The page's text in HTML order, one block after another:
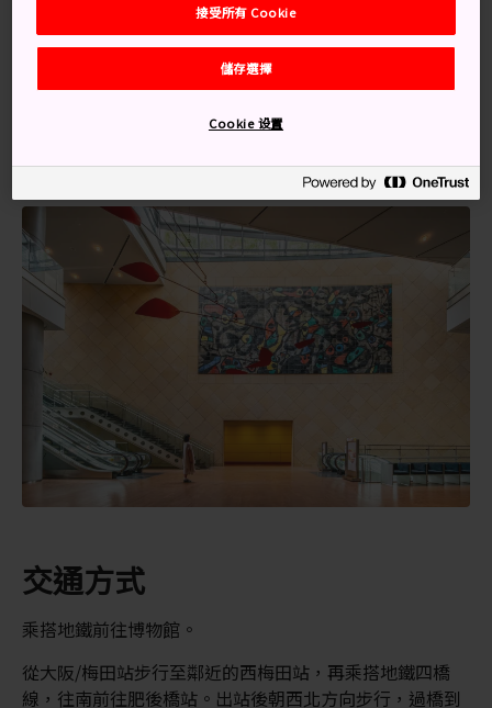
館內每年舉辦數次收藏展和專題展，展出各式各
樣日本及海外的當代藝術作品
提供日語、英語、中文和韓語的語音導覽服務
交通方式
乘搭地鐵前往博物館。
從大阪/梅田站步行至鄰近的西梅田站，再乘搭地鐵四橋
線，往南前往肥後橋站。出站後朝西北方向步行，過橋到
接受所有 Cookie
儲存選擇
Cookie 设置